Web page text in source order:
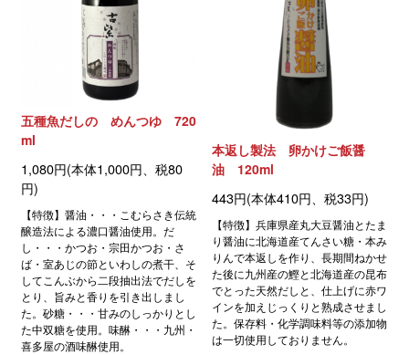
五種魚だしの めんつゆ 720
ml
1,080円(本体1,000円、税80
円)
【特徴】醤油・・・こむらさき伝統
醸造法による濃口醤油使用。だ
し・・・かつお・宗田かつお・さ
ば・室あじの節といわしの煮干、そ
してこんぶから二段抽出法でだしを
とり、旨みと香りを引き出しまし
た。砂糖・・・甘みのしっかりとし
た中双糖を使用。味醂・・・九州・
喜多屋の酒味醂使用。
本返し製法 卵かけご飯醤
油 120ml
443円(本体410円、税33円)
【特徴】兵庫県産丸大豆醤油とたま
り醤油に北海道産てんさい糖・本み
りんで本返しを作り、長期間ねかせ
た後に九州産の鰹と北海道産の昆布
でとった天然だしと、仕上げに赤ワ
インを加えじっくりと熟成させまし
た。保存料・化学調味料等の添加物
は一切使用しておりません。